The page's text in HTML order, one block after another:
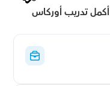
أكمل تدريب أوركاس